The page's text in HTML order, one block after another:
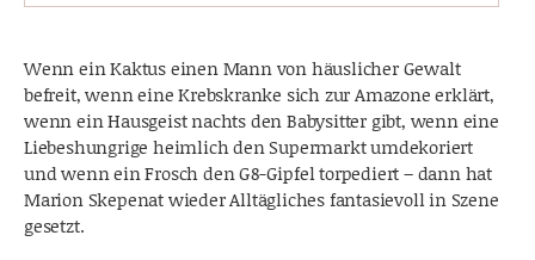
Wenn ein Kaktus einen Mann von häuslicher Gewalt
befreit, wenn eine Krebskranke sich zur Amazone erklärt,
wenn ein Hausgeist nachts den Babysitter gibt, wenn eine
Liebeshungrige heimlich den Supermarkt umdekoriert
und wenn ein Frosch den G8-Gipfel torpediert – dann hat
Marion Skepenat wieder Alltägliches fantasievoll in Szene
gesetzt.